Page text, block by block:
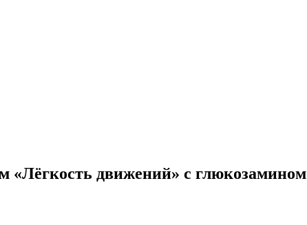
«Лёгкость движений» с глюкозамином